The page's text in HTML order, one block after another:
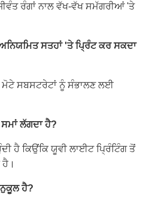
ਰੰਗਾਂ ਨਾਲ ਵੱਖ-ਵੱਖ ਸਮੱਗਰੀਆਂ 'ਤੇ
ਸਤਹਾਂ 'ਤੇ ਪ੍ਰਿੰਟ ਕਰ ਸਕਦਾ
ਮੋਟੇ ਸਬਸਟਰੇਟਾਂ ਨੂੰ ਸੰਭਾਲਣ ਲਈ
ਲੱਗਦਾ ਹੈ?
ਹੈ ਕਿਉਂਕਿ ਯੂਵੀ ਲਾਈਟ ਪ੍ਰਿੰਟਿੰਗ ਤੋਂ
ਹੈ?